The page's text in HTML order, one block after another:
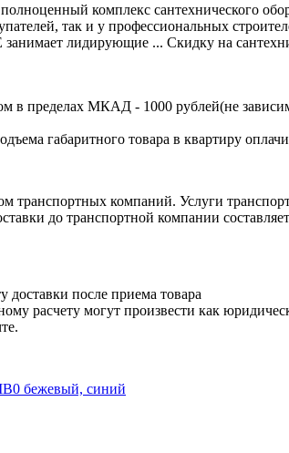
комплекс сантехнического
так и у профессиональных
лидирующие ... Скидку на
в пределах МКАД - 1000 рублей(не
габаритного товара в квартиру
транспортных компаний. Услуги
до транспортной компании
доставки после приема товара
расчету могут произвести как